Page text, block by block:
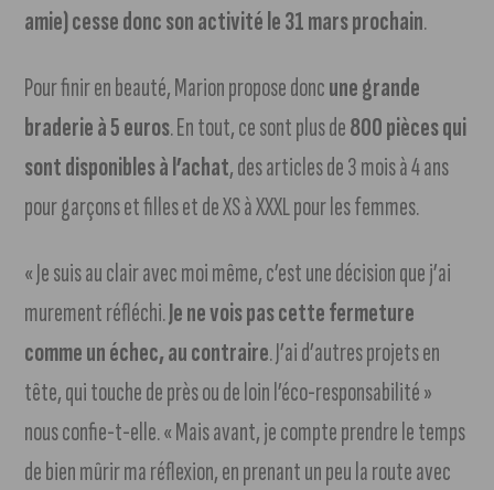
amie) cesse donc son activité le 31 mars prochain.
Pour finir en beauté, Marion propose doncune grande
braderie à 5 euros. En tout, ce sont plus de800 pièces qui
sont disponibles à l’achat, des articles de 3 mois à 4 ans
pour garçons et filles et de XS à XXXL pour les femmes.
« Je suis au clair avec moi même, c’est une décision que j’ai
murement réfléchi.Je ne vois pas cette fermeture
comme un échec, au contraire. J’ai d’autres projets en
tête, qui touche de près ou de loin l’éco-responsabilité »
nous confie-t-elle. « Mais avant, je compte prendre le temps
de bien mûrir ma réflexion, en prenant un peu la route avec